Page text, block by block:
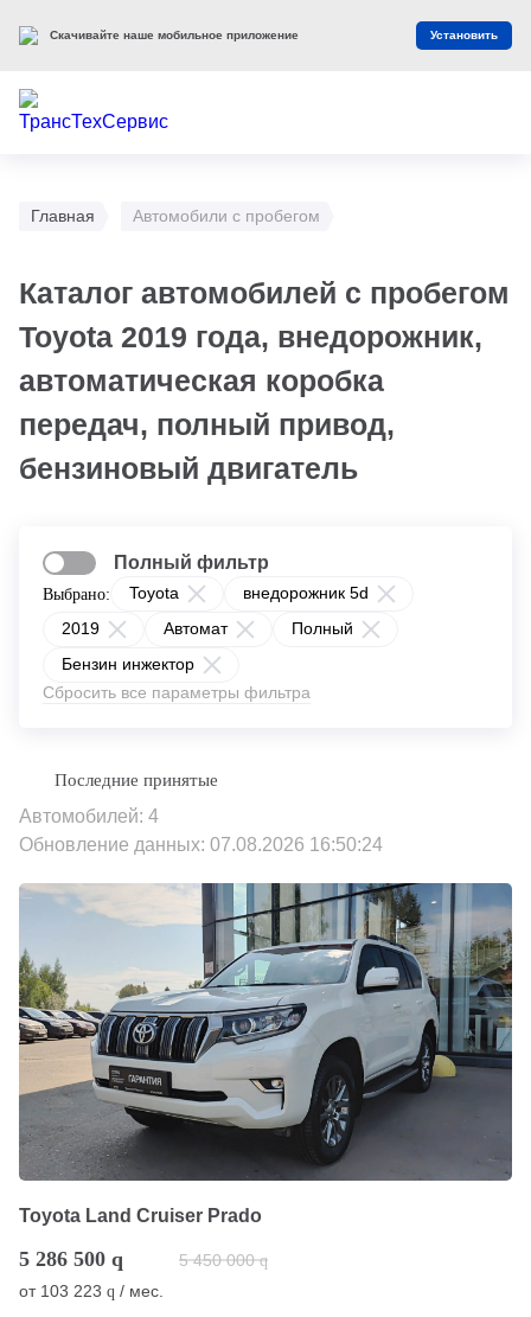
Главная Автомобили с пробегом
Каталог автомобилей с пробегом
Toyota 2019 года, внедорожник,
автоматическая коробка
передач, полный привод,
бензиновый двигатель
Выбрано: Toyota
внедорожник 5d
2019
Автомат
Полный
Бензин инжектор
Сбросить все параметры фильтра
Полный фильтр
Автомобилей: 4
Обновление данных: 07.08.2026 16:50:24
Toyota Land Cruiser Prado
5 286 500 q 5 450 000 q
от 103 223 q / мес.
Скачивайте наше мобильное приложение Установить